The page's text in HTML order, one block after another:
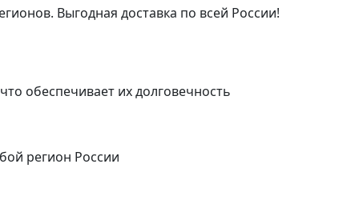
Выгодная доставка по всей России!
обеспечивает их долговечность
регион России